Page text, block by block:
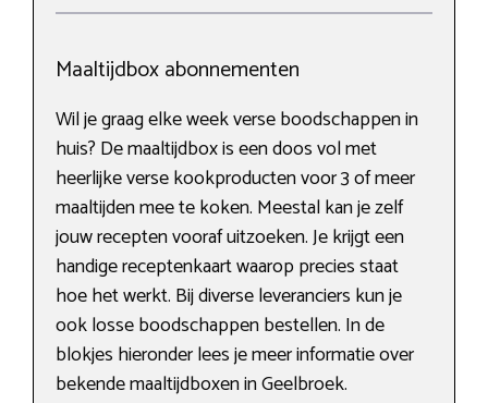
Maaltijdbox abonnementen
Wil je graag elke week verse boodschappen in
huis? De maaltijdbox is een doos vol met
heerlijke verse kookproducten voor 3 of meer
maaltijden mee te koken. Meestal kan je zelf
jouw recepten vooraf uitzoeken. Je krijgt een
handige receptenkaart waarop precies staat
hoe het werkt. Bij diverse leveranciers kun je
ook losse boodschappen bestellen. In de
blokjes hieronder lees je meer informatie over
bekende maaltijdboxen in Geelbroek.